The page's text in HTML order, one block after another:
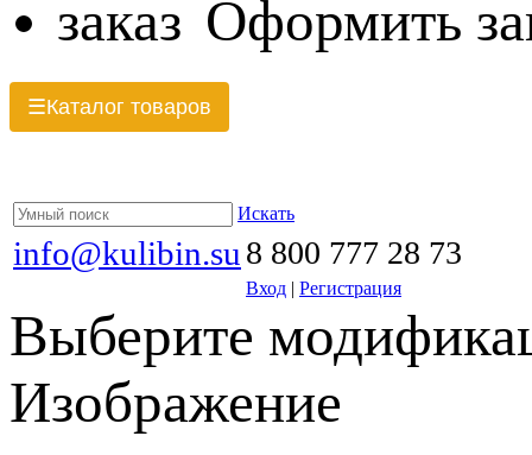
Оформить
☰Каталог товаров
Искать
info@kulibin.su 8 800 777 28 73
Вход | Регистрация
Выберите
Изображение